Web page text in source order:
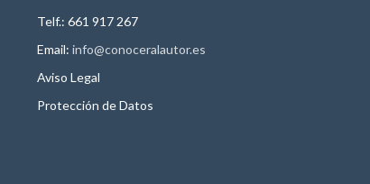
Telf.: 661 917 267
Email: info@conoceralautor.es
Aviso Legal
Protección de Datos